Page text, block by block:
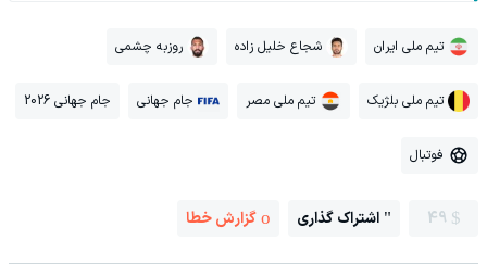
تیم ملی ایران شجاع خلیل زاده روزبه چشمی
تیم ملی بلژیک تیم ملی مصر جام جهانی جام جهانی 2026
فوتبال
49 اشتراک گذاری گزارش خطا